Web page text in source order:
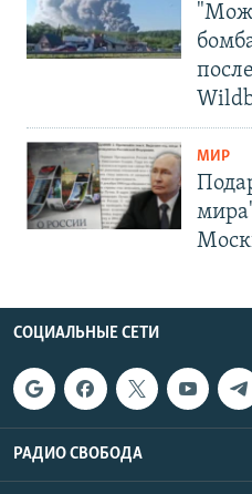
МИР
СОЦИАЛЬНЫЕ СЕТИ
РАДИО СВОБОДА